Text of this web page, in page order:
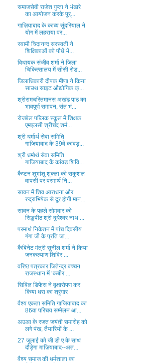
समाजसेवी राजेश गुप्ता ने भंडारे
का आयोजन करके पूर्...
गाज़ियाबाद के काव्य सुंदरियाल ने
योग में लहराया पर...
स्वामी चिदानन्द सरस्वती ने
शिक्षिकाओं को पौधें भें...
विधायक संजीव शर्मा ने जिला
चिकित्सालय में सीसी रोड...
जिलाधिकारी दीपक मीणा ने किया
साउथ साइट औद्योगिक क्...
श्रीरामचरितमानस अखंड पाठ का
भावपूर्ण समापन, संत भं...
रोजबेल पब्लिक स्कूल में शिक्षक
एमएलसी श्रीचंद शर्म...
श्री धर्मार्थ सेवा समिति
गाजियाबाद कें 39वें कांवड़...
श्री धर्मार्थ सेवा समिति
गाजियाबाद कें कांवड़ शिवि...
कैप्टन शुभांशु शुक्ला की सकुशल
वापसी पर परमार्थ नि...
सावन में शिव आराधना और
रुद्राभिषेक से दूर होगी मान...
सावन के पहले सोमवार को
सिद्धपीठ श्री दूधेश्वर नाथ ...
परमार्थ निकेतन में पांच दिवसीय
गंगा जी के प्रति जा...
कैबिनेट मंत्री सुनील शर्मा ने किया
जनकल्याण शिविर ...
वरिष्ठ पत्रकार जितेन्द्र बच्चन
राजस्थान में ‘कबीर ...
सिविल डिफेंस ने वृक्षारोपण कर
किया धरा का श्रृंगार
वैश्य एकता समिति गाजियाबाद का
86वा परिचय सम्मेलन आ...
अउआ के रजत जयंती समारोह को
लगे पंख, तैयारियों के ...
27 जुलाई को जी डी ए के साथ
दौड़ेगा ग़ाज़ियाबाद--अत...
वैश्य समाज की धर्मशाला का